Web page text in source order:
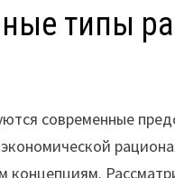
типы
современные
концепциям.